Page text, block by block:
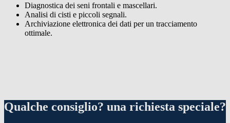
Diagnostica dei seni frontali e mascellari.
Analisi di cisti e piccoli segnali.
Archiviazione elettronica dei dati per un tracciamento
ottimale.
Qualche consiglio? una richiesta speciale?